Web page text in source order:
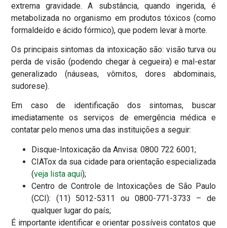
extrema gravidade. A substância, quando ingerida, é
metabolizada no organismo em produtos tóxicos (como
formaldeído e ácido fórmico), que podem levar à morte.
Os principais sintomas da intoxicação são: visão turva ou
perda de visão (podendo chegar à cegueira) e mal-estar
generalizado (náuseas, vômitos, dores abdominais,
sudorese).
Em caso de identificação dos sintomas, buscar
imediatamente os serviços de emergência médica e
contatar pelo menos uma das instituições a seguir:
Disque-Intoxicação da Anvisa: 0800 722 6001;
CIATox da sua cidade para orientação especializada
(veja lista aqui);
Centro de Controle de Intoxicações de São Paulo
(CCI): (11) 5012-5311 ou 0800-771-3733 – de
qualquer lugar do país;
É importante identificar e orientar possíveis contatos que